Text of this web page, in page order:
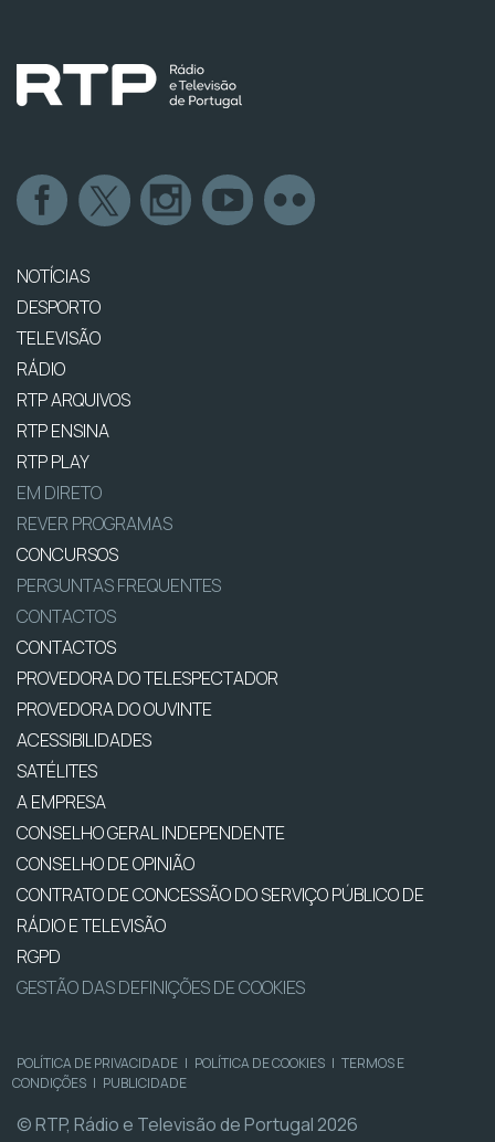
NOTÍCIAS
DESPORTO
TELEVISÃO
RÁDIO
RTP ARQUIVOS
RTP ENSINA
RTP PLAY
EM DIRETO
REVER PROGRAMAS
CONCURSOS
PERGUNTAS FREQUENTES
CONTACTOS
CONTACTOS
PROVEDORA DO TELESPECTADOR
PROVEDORA DO OUVINTE
ACESSIBILIDADES
SATÉLITES
A EMPRESA
CONSELHO GERAL INDEPENDENTE
CONSELHO DE OPINIÃO
CONTRATO DE CONCESSÃO DO SERVIÇO PÚBLICO DE
RÁDIO E TELEVISÃO
RGPD
GESTÃO DAS DEFINIÇÕES DE COOKIES
POLÍTICA DE PRIVACIDADE | POLÍTICA DE COOKIES | TERMOS E
CONDIÇÕES | PUBLICIDADE
© RTP, Rádio e Televisão de Portugal 2026